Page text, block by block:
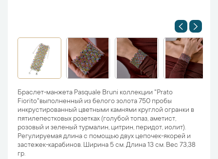
Браслет-манжета Pasquale Bruni коллекции "Prato
Fiorito"выполненный из белого золота 750 пробы
инкрустированный цветными камнями круглой огранки в
пятилепестковых розетках (голубой топаз, аметист,
розовый и зеленый турмалин, цитрин, перидот, иолит).
Регулируемая длина с помощью двух цепочек-якорей и
застежек-карабинов. Ширина 5 см. Длина 13 см. Вес 73,38
гр.